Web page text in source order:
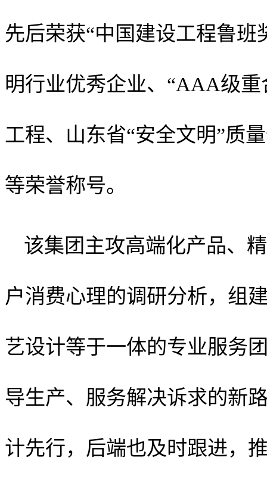
先后荣获“中国建设工程鲁
明行业优秀企业、“AAA级
工程、山东省“安全文明”质
等荣誉称号。
该集团 主攻高端化产品、
户消费心理的调研分析，组
艺设计等于一体的专业服务
导生产、服务解决诉求的新
计先行，后端也及时跟进，